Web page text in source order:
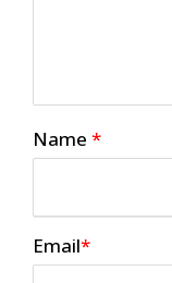
Name *
Email*